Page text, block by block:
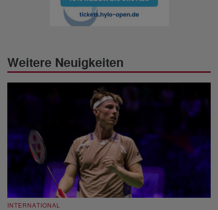
Weitere Neuigkeiten
INTERNATIONAL